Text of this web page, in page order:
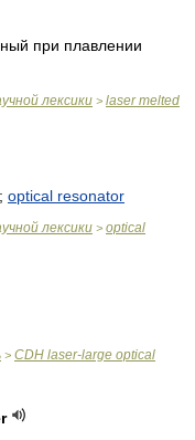
при плавлении
лексики > laser melted
; optical resonator
лексики > optical
> CDH laser-large optical